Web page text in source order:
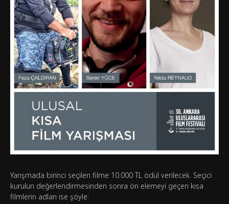
Yarışmada birinci seçilen filme 10.000 TL ödül verilecek. Seçici
kurulun değerlendirmesinden sonra ön elemeyi geçen kısa
filmlerin adları ise şöyle: